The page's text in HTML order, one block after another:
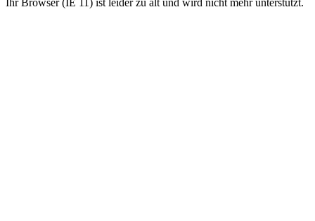
Ihr Browser (IE 11) ist leider zu alt und wird nicht mehr unterstützt.